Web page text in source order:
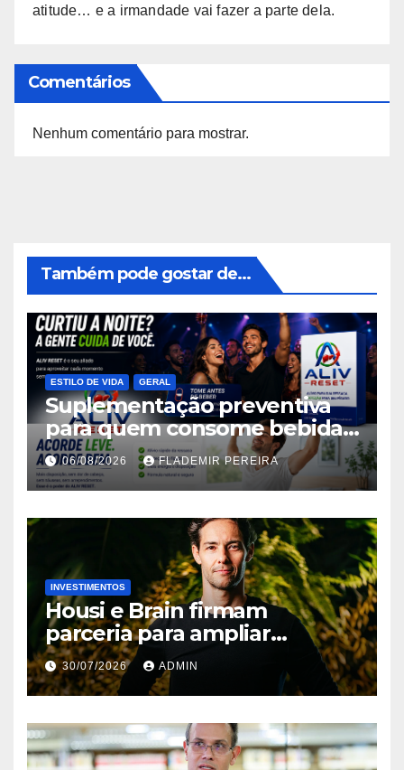
atitude… e a irmandade vai fazer a parte dela.
Comentários
Nenhum comentário para mostrar.
Também pode gostar de...
ESTILO DE VIDA GERAL
Suplementação preventiva
para quem consome bebidas
alcoólicas ganha espaço no
mercado brasileiro
06/08/2026 FLADEMIR PEREIRA
INVESTIMENTOS
Housi e Brain firmam
parceria para ampliar
inteligência de mercado em
lançamentos imobiliários
30/07/2026 ADMIN